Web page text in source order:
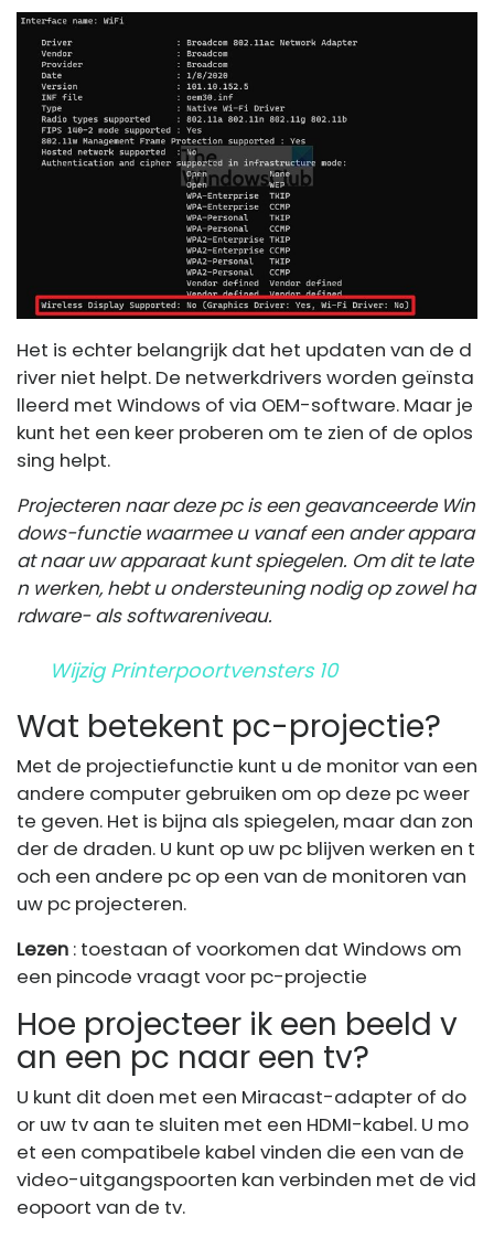
Het is echter belangrijk dat het updaten van de d
river niet helpt. De netwerkdrivers worden geïnsta
lleerd met Windows of via OEM-software. Maar je
kunt het een keer proberen om te zien of de oplos
sing helpt.
Projecteren naar deze pc is een geavanceerde Win
dows-functie waarmee u vanaf een ander appara
at naar uw apparaat kunt spiegelen. Om dit te late
n werken, hebt u ondersteuning nodig op zowel ha
rdware- als softwareniveau.
Wijzig Printerpoortvensters 10
Wat betekent pc-projectie?
Met de projectiefunctie kunt u de monitor van een
andere computer gebruiken om op deze pc weer
te geven. Het is bijna als spiegelen, maar dan zon
der de draden. U kunt op uw pc blijven werken en t
och een andere pc op een van de monitoren van
uw pc projecteren.
Lezen : toestaan ​​of voorkomen dat Windows om
een ​​pincode vraagt ​​voor pc-projectie
Hoe projecteer ik een beeld v
an een pc naar een tv?
U kunt dit doen met een Miracast-adapter of do
or uw tv aan te sluiten met een HDMI-kabel. U mo
et een compatibele kabel vinden die een van de
video-uitgangspoorten kan verbinden met de vid
eopoort van de tv.